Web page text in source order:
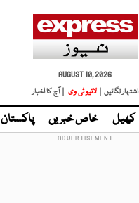
AUGUST 10, 2026
اشتہار لگائیں |
لائیو ٹی وی | آج کا اخبار
کھیل خاص خبریں پاکستان